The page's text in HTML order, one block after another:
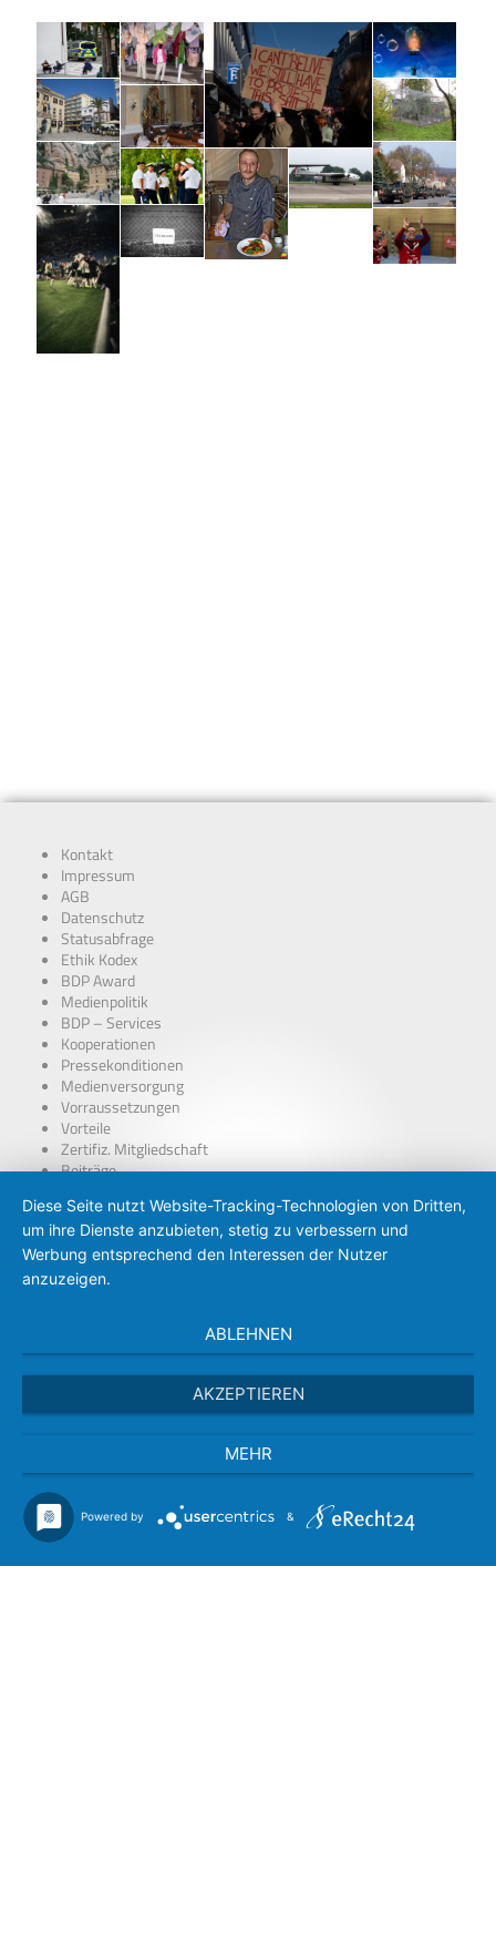
Kontakt
Impressum
AGB
Datenschutz
Statusabfrage
Ethik Kodex
BDP Award
Medienpolitik
BDP – Services
Kooperationen
Pressekonditionen
Medienversorgung
Vorraussetzungen
Vorteile
Zertifiz. Mitgliedschaft
Beiträge
BDP – Presseausweis
Presse-PKW Schild
Zertifizierung
Diese Seite nutzt Website-Tracking-Technologien von Dritten,
um ihre Dienste anzubieten, stetig zu verbessern und
Werbung entsprechend den Interessen der Nutzer
anzuzeigen.
ABLEHNEN
AKZEPTIEREN
MEHR
Powered by &